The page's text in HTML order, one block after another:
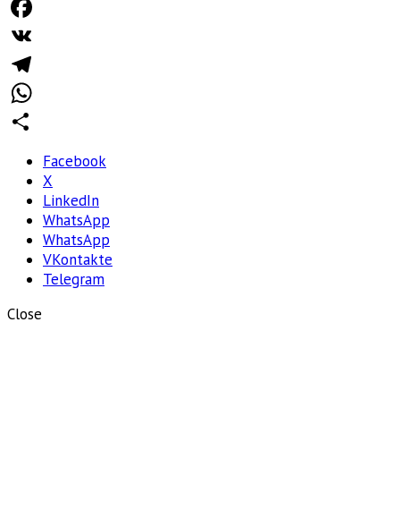
Facebook
VK
Telegram
WhatsApp
Facebook
X
LinkedIn
WhatsApp
WhatsApp
VKontakte
Telegram
Close